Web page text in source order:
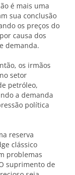
é mais uma
sua conclusão
os preços do
por causa dos
demanda.
os irmãos
setor
petróleo,
a demanda
política
reserva
clássico
problemas
suprimento de